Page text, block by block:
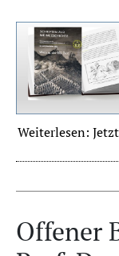
Weiterlesen:
Offener